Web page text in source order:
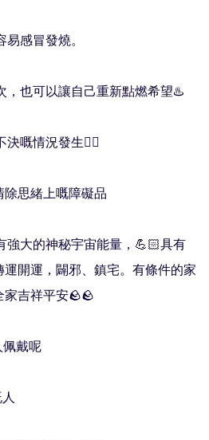
感冒發燒。
，也可以讓自己重新點燃希望♨️
嘅情況發生👍🏻
思緒上嘅障礙品
強大的神秘宇宙能量，💪🏻具有
開運，闢邪、鎮宅。有條件的家
吉祥平安🪨🪨
佩戴呢